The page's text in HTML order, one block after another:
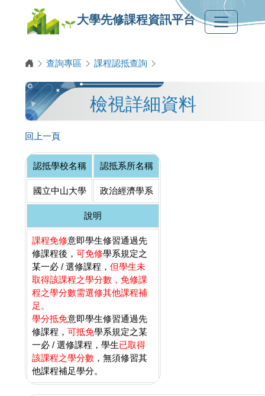
大學先修課程資訊平台
查詢專區 課程認抵查詢
檢視詳細資料
回上一頁
認抵學校名稱 認抵系所名稱
國立中山大學 政治經濟學系
說明
課程免修意即學生修習通過先
修課程後， 可免修學系規定之
某一必 / 選修課程， 但學生未
取得該課程之學分數，免修課
程之學分數需選修其他課程補
足。
學分抵免意即學生修習通過先
修課程， 可抵免學系規定之某
一必 / 選修課程，學生已取得
該課程之學分數 ，無須修習其
他課程補足學分。